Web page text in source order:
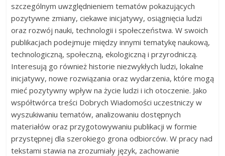
szczególnym uwzględnieniem tematów pokazujących
pozytywne zmiany, ciekawe inicjatywy, osiągnięcia ludzi
oraz rozwój nauki, technologii i społeczeństwa. W swoich
publikacjach podejmuje między innymi tematykę naukową,
technologiczną, społeczną, ekologiczną i przyrodniczą.
Interesują go również historie niezwykłych ludzi, lokalne
inicjatywy, nowe rozwiązania oraz wydarzenia, które mogą
mieć pozytywny wpływ na życie ludzi i ich otoczenie. Jako
współtwórca treści Dobrych Wiadomości uczestniczy w
wyszukiwaniu tematów, analizowaniu dostępnych
materiałów oraz przygotowywaniu publikacji w formie
przystępnej dla szerokiego grona odbiorców. W pracy nad
tekstami stawia na zrozumiały język, zachowanie